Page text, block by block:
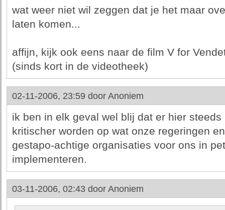
wat weer niet wil zeggen dat je het maar
laten komen...
affijn, kijk ook eens naar de film V for
(sinds kort in de videotheek)
02-11-2006, 23:59 door Anoniem
ik ben in elk geval wel blij dat er hier steeds
kritischer worden op wat onze regeringen
gestapo-achtige organisaties voor ons in
implementeren.
03-11-2006, 02:43 door Anoniem